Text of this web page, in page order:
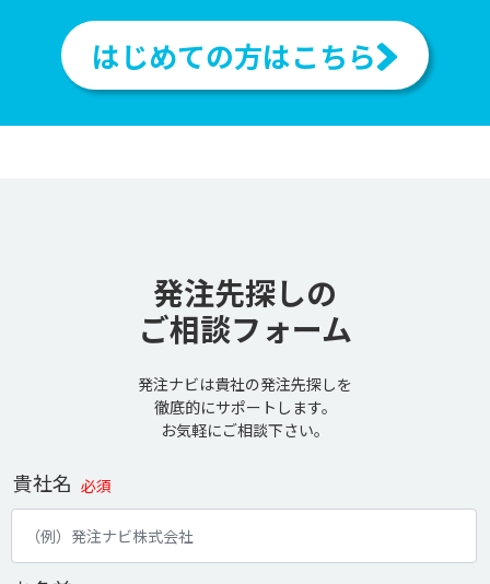
はじめての方はこちら
発注先探しの
ご相談フォーム
発注ナビは貴社の発注先探しを
徹底的にサポートします。
お気軽にご相談下さい。
貴社名 必須